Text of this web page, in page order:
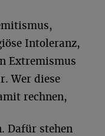
Intoleranz,
Extremismus
Wer diese
rechnen,
Dafür stehen